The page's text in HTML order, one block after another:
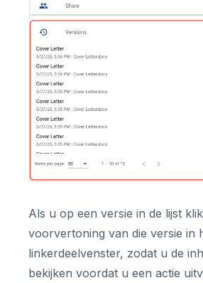
Als u op een versie in de lijst
voorvertoning van die versie in
linkerdeelvenster, zodat u de
bekijken voordat u een actie